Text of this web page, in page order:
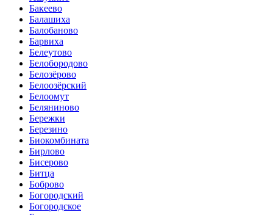
Бакеево
Балашиха
Балобаново
Барвиха
Белеутово
Белобородово
Белозёрово
Белоозёрский
Белоомут
Беляниново
Бережки
Березино
Биокомбината
Бирлово
Бисерово
Битца
Боброво
Богородский
Богородское